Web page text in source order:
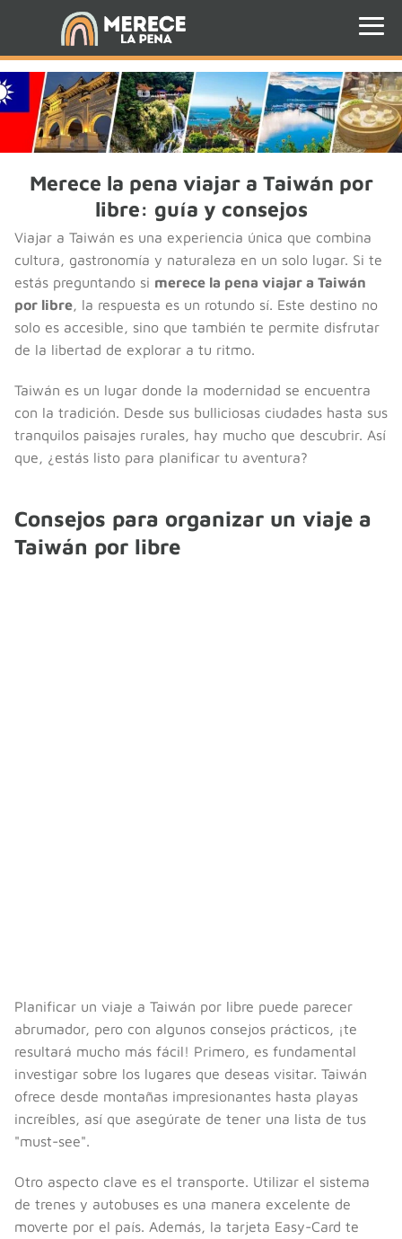
Merece la pena viajar a Taiwán por
libre: guía y consejos
Viajar a Taiwán es una experiencia única que combina
cultura, gastronomía y naturaleza en un solo lugar. Si te
estás preguntando si merece la pena viajar a Taiwán
por libre, la respuesta es un rotundo sí. Este destino no
solo es accesible, sino que también te permite disfrutar
de la libertad de explorar a tu ritmo.
Taiwán es un lugar donde la modernidad se encuentra
con la tradición. Desde sus bulliciosas ciudades hasta sus
tranquilos paisajes rurales, hay mucho que descubrir. Así
que, ¿estás listo para planificar tu aventura?
Consejos para organizar un viaje a
Taiwán por libre
Planificar un viaje a Taiwán por libre puede parecer
abrumador, pero con algunos consejos prácticos, ¡te
resultará mucho más fácil! Primero, es fundamental
investigar sobre los lugares que deseas visitar. Taiwán
ofrece desde montañas impresionantes hasta playas
increíbles, así que asegúrate de tener una lista de tus
"must-see".
Otro aspecto clave es el transporte. Utilizar el sistema
de trenes y autobuses es una manera excelente de
moverte por el país. Además, la tarjeta Easy-Card te